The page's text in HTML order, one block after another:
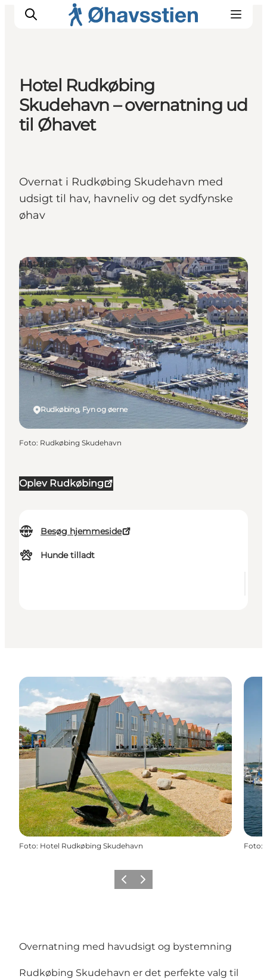
Inspiration
Vandreruter
Hotel Rudkøbing
Skudehavn – overnatning ud
til Øhavet
Overnat i Rudkøbing Skudehavn med
udsigt til hav, havneliv og det sydfynske
øhav
Oplev Rudkøbing
Besøg hjemmeside
Hunde tilladt
Rudkøbing, Fyn og øerne
Hoteller
Foto: Rudkøbing Skudehavn
Foto: Hotel Rudkøbing Skudehavn Foto:
ForrigeNæste
Overnatning med havudsigt og bystemning
Rudkøbing Skudehavn er det perfekte valg til